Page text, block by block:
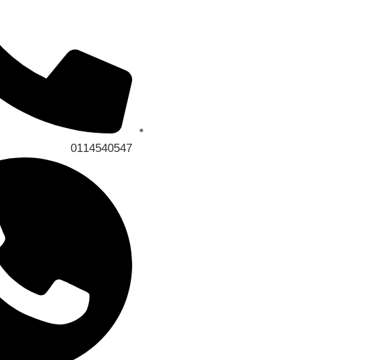
0114540547